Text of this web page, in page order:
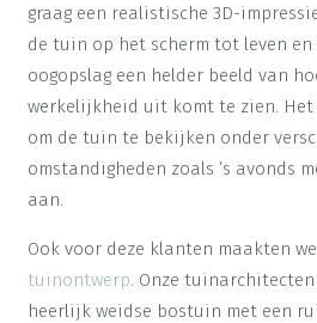
graag een realistische 3D-
de tuin op het scherm tot leven
oogopslag een helder beeld van
werkelijkheid uit komt te zien.
om de tuin te bekijken onder
omstandigheden zoals ’s avonds
aan.
Ook voor deze klanten maakten
tuinontwerp. Onze
heerlijk weidse bostuin met een